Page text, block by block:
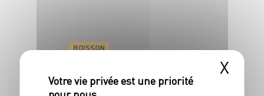
BOISSON
10 min
X